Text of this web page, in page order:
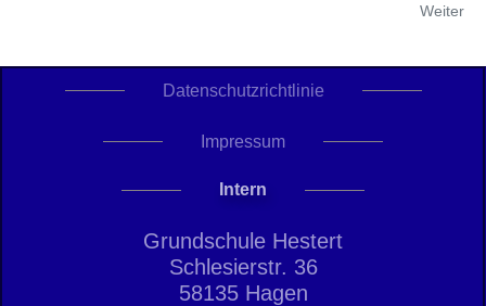
Weiter
Datenschutzrichtlinie
Impressum
Intern
Grundschule Hestert
Schlesierstr. 36
58135 Hagen